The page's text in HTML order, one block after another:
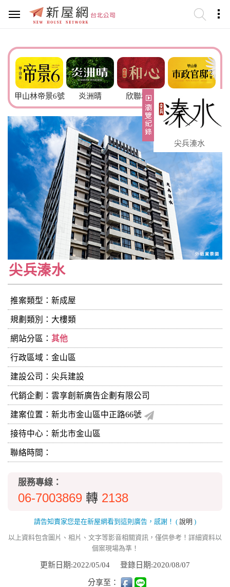
尖兵溱水
山林帝景6號 炎洲晴 欣聯和心
尖兵溱水
推案類型：新成屋
規劃類別：大樓類
網站分區： 其他
行政區域：金山區
建設公司： 尖兵建設
代銷企劃：雲享創新廣告企劃有限公司
建案位置：新北市金山區中正路66號
接待中心：新北市金山區
聯絡時間：
服務專線：
06-7003869 轉 2138
請告知賣家您是在新屋網看到這則廣告，感謝！ ( 說明 )
以上資料包含圖片、相片、文字等影音相關資訊，僅供參考！詳細資料以
個案現場為準！
更新日期:2022/05/04 登錄日期:2020/08/07
分享至：